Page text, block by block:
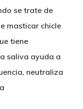
se trate de
masticar chicle
tiene
saliva ayuda a
neutraliza